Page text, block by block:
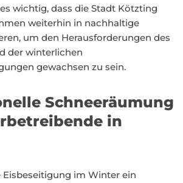
wichtig, dass die Stadt Kötzting
weiterhin in nachhaltige
um den Herausforderungen des
der winterlichen
gewachsen zu sein.
Schneeräumung
in
im Winter ein